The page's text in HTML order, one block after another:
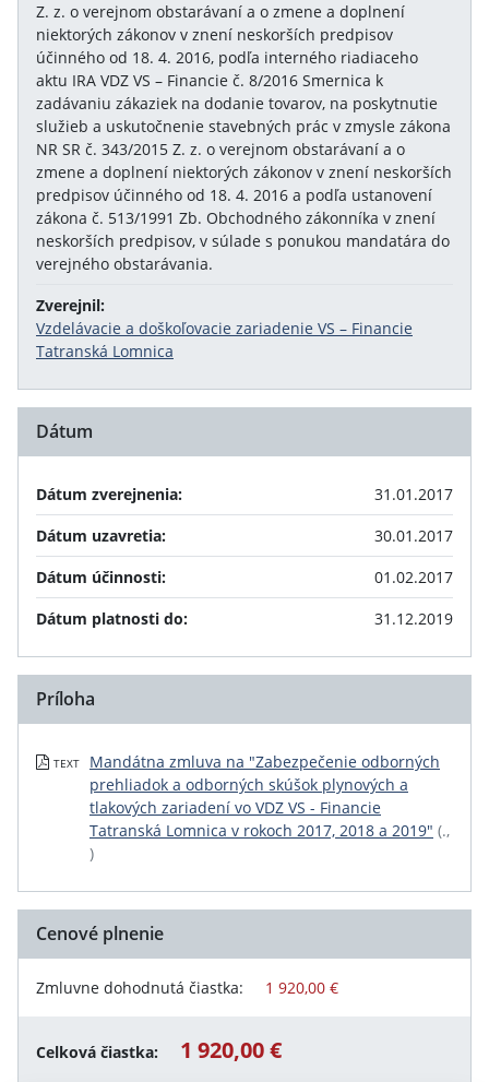
Z. z. o verejnom obstarávaní a o zmene a doplnení
niektorých zákonov v znení neskorších predpisov
účinného od 18. 4. 2016, podľa interného riadiaceho
aktu IRA VDZ VS – Financie č. 8/2016 Smernica k
zadávaniu zákaziek na dodanie tovarov, na poskytnutie
služieb a uskutočnenie stavebných prác v zmysle zákona
NR SR č. 343/2015 Z. z. o verejnom obstarávaní a o
zmene a doplnení niektorých zákonov v znení neskorších
predpisov účinného od 18. 4. 2016 a podľa ustanovení
zákona č. 513/1991 Zb. Obchodného zákonníka v znení
neskorších predpisov, v súlade s ponukou mandatára do
verejného obstarávania.
Zverejnil:
Vzdelávacie a doškoľovacie zariadenie VS – Financie
Tatranská Lomnica
Dátum
Dátum zverejnenia:
31.01.2017
Dátum uzavretia:
30.01.2017
Dátum účinnosti:
01.02.2017
Dátum platnosti do:
31.12.2019
Príloha
TEXT
Mandátna zmluva na "Zabezpečenie odborných
prehliadok a odborných skúšok plynových a
tlakových zariadení vo VDZ VS - Financie
Tatranská Lomnica v rokoch 2017, 2018 a 2019" (.,
)
Cenové plnenie
Zmluvne dohodnutá čiastka: 1 920,00 €
Celková čiastka: 1 920,00 €